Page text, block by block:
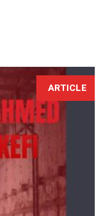
ARTICLE